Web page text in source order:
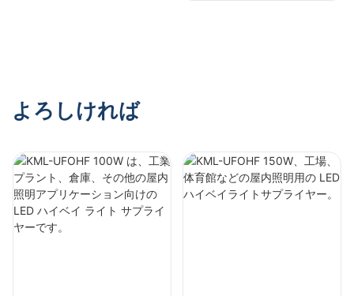
よろしければ